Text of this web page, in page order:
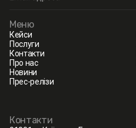
Меню
Кейси
Послуги
Контакти
Про нас
Новини
Прес-релізи
Контакти